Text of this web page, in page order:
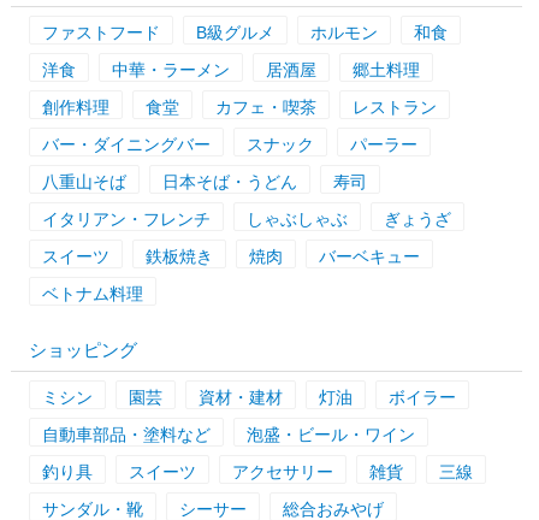
ファストフード B級グルメ ホルモン
和食
洋食
中華・ラーメン 居酒屋
郷土料理
創作料理
食堂 カフェ・喫茶
レストラン
バー・ダイニングバー
スナック
パーラー
八重山そば
日本そば・うどん
寿司
イタリアン・フレンチ
しゃぶしゃぶ
ぎょうざ
スイーツ
鉄板焼き 焼肉
バーベキュー
ベトナム料理
ショッピング
ミシン 園芸 資材・建材 灯油
ボイラー
自動車部品・塗料など
泡盛・ビール・ワイン
釣り具
スイーツ アクセサリー 雑貨
三線
サンダル・靴
シーサー
総合おみやげ